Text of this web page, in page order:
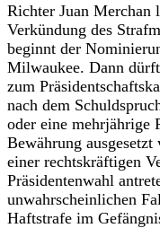
Richter Juan Merchan
Verkündung des
beginnt der
Milwaukee. Dann
zum
nach dem
oder eine mehrjährige
Bewährung
einer rechtskräftigen
Präsidentenwahl
unwahrscheinlichen
Haftstrafe im